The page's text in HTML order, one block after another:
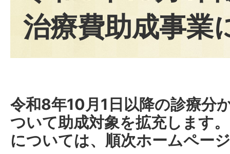
治療費助成事業
令和8年10月1日以降の診療分
ついて助成対象を拡充します
については、順次ホームペー